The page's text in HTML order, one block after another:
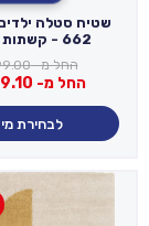
662 - קשתות צבעוני
החל מ-
החל מ-
לבחירת